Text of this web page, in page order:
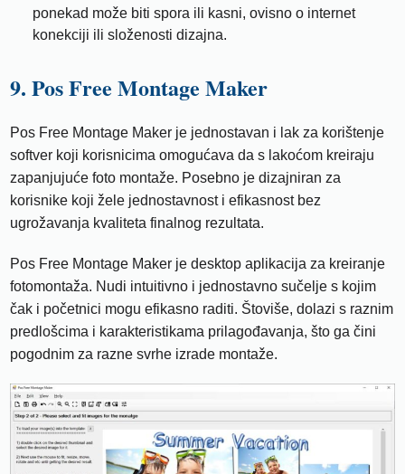
ponekad može biti spora ili kasni, ovisno o internet
konekciji ili složenosti dizajna.
9. Pos Free Montage Maker
Pos Free Montage Maker je jednostavan i lak za korištenje
softver koji korisnicima omogućava da s lakoćom kreiraju
zapanjujuće foto montaže. Posebno je dizajniran za
korisnike koji žele jednostavnost i efikasnost bez
ugrožavanja kvaliteta finalnog rezultata.
Pos Free Montage Maker je desktop aplikacija za kreiranje
fotomontaža. Nudi intuitivno i jednostavno sučelje s kojim
čak i početnici mogu efikasno raditi. Štoviše, dolazi s raznim
predlošcima i karakteristikama prilagođavanja, što ga čini
pogodnim za razne svrhe izrade montaže.